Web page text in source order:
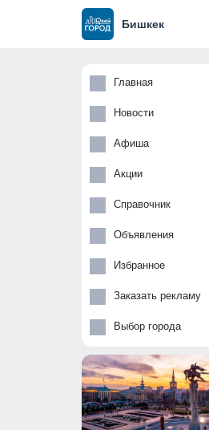
Бишкек
Главная
Новости
Афиша
Акции
Справочник
Объявления
Избранное
Заказать рекламу
Выбор города